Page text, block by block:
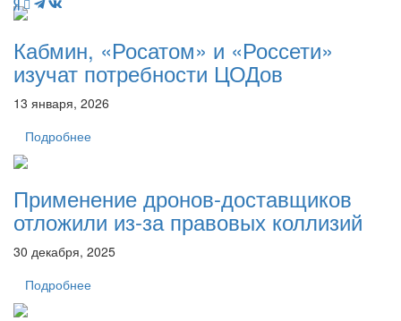
Кабмин, «Росатом» и «Россети»
изучат потребности ЦОДов
13 января, 2026
Подробнее
Применение дронов-доставщиков
отложили из-за правовых коллизий
30 декабря, 2025
Подробнее